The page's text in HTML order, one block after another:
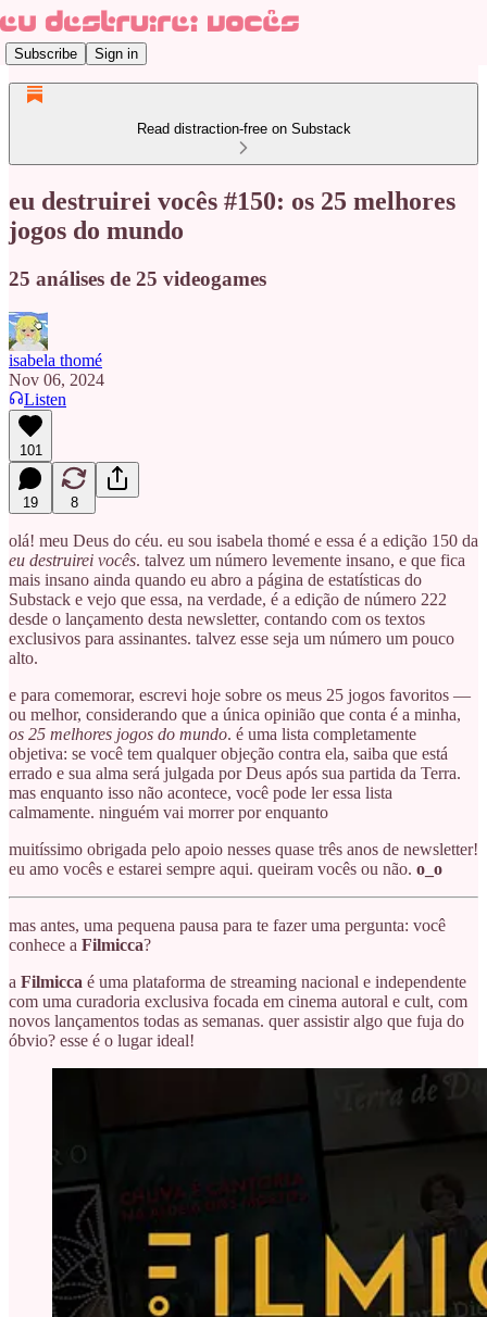
Subscribe Sign in
Read distraction-free on Substack
eu destruirei vocês #150: os 25 melhores
jogos do mundo
25 análises de 25 videogames
isabela thomé
Nov 06, 2024
Listen
101
19 8
olá! meu Deus do céu. eu sou isabela thomé e essa é a edição 150 da
eu destruirei vocês. talvez um número levemente insano, e que fica
mais insano ainda quando eu abro a página de estatísticas do
Substack e vejo que essa, na verdade, é a edição de número 222
desde o lançamento desta newsletter, contando com os textos
exclusivos para assinantes. talvez esse seja um número um pouco
alto.
e para comemorar, escrevi hoje sobre os meus 25 jogos favoritos —
ou melhor, considerando que a única opinião que conta é a minha,
os 25 melhores jogos do mundo. é uma lista completamente
objetiva: se você tem qualquer objeção contra ela, saiba que está
errado e sua alma será julgada por Deus após sua partida da Terra.
mas enquanto isso não acontece, você pode ler essa lista
calmamente. ninguém vai morrer por enquanto
muitíssimo obrigada pelo apoio nesses quase três anos de newsletter!
eu amo vocês e estarei sempre aqui. queiram vocês ou não. o_o
mas antes, uma pequena pausa para te fazer uma pergunta: você
conhece a Filmicca?
a Filmicca é uma plataforma de streaming nacional e independente
com uma curadoria exclusiva focada em cinema autoral e cult, com
novos lançamentos todas as semanas. quer assistir algo que fuja do
óbvio? esse é o lugar ideal!